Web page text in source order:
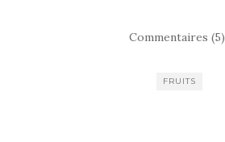
Commentaires (5)
FRUITS